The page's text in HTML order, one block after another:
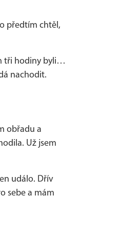
předtím chtěl,
tři hodiny byli…
nachodit.
obřadu a
Už jsem
událo. Dřív
sebe a mám